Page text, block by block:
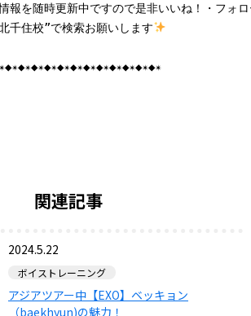
情報を随時更新中ですので是非いいね！・フォ
千住校”で検索お願いします
関連記事
2024.5.22
ボイストレーニング
アジアツアー中【EXO】ベッキョン
（baekhyun)の魅力！